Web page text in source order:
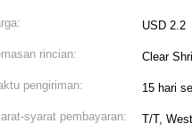
USD 2.2
rincian: Clear
pengiriman: 15 hari
syarat pembayaran: T/T,